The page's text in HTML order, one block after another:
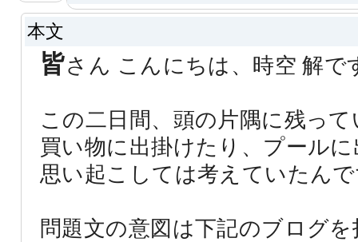
本文
皆さん こんにちは、時空 解で
この二日間、頭の片隅に残っ
買い物に出掛けたり、プール
思い起こしては考えていたん
問題文の意図は下記のブログを